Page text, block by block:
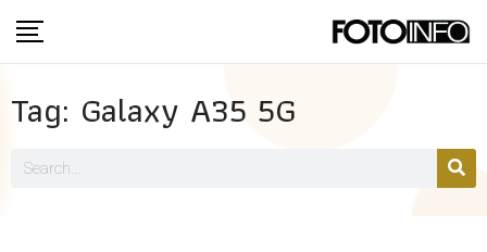
Tag: Galaxy A35 5G